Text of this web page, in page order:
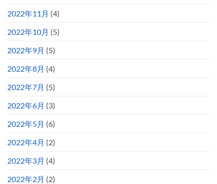
2022年11月 (4)
2022年10月 (5)
2022年9月 (5)
2022年8月 (4)
2022年7月 (5)
2022年6月 (3)
2022年5月 (6)
2022年4月 (2)
2022年3月 (4)
2022年2月 (2)